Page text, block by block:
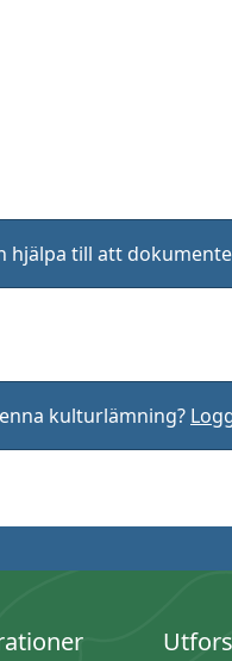
hjälpa till att
kulturlämning?